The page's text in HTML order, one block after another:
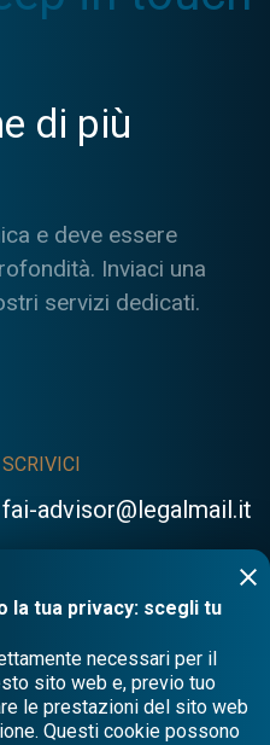
di più
e deve essere
Inviaci una
servizi dedicati.
SCRIVICI
fai-advisor@legalmail.it
la tua privacy: scegli tu
necessari per il
sito web e, previo tuo
le prestazioni del sito web
Questi cookie possono